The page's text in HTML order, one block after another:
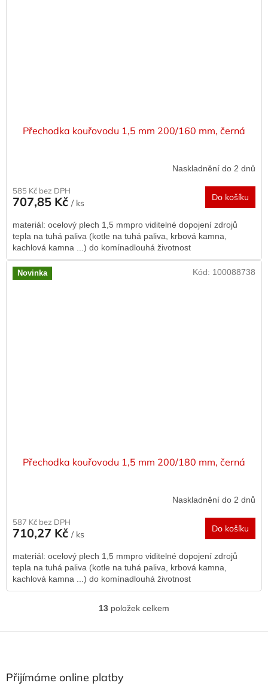
Přechodka kouřovodu 1,5 mm 200/160 mm, černá
Naskladnění do 2 dnů
585 Kč bez DPH
707,85 Kč / ks
Do košíku
materiál: ocelový plech 1,5 mmpro viditelné dopojení zdrojů
tepla na tuhá paliva (kotle na tuhá paliva, krbová kamna,
kachlová kamna ...) do komínadlouhá životnost
Novinka
Přechodka kouřovodu 1,5 mm 200/180 mm, černá
Naskladnění do 2 dnů
587 Kč bez DPH
710,27 Kč / ks
Do košíku
materiál: ocelový plech 1,5 mmpro viditelné dopojení zdrojů
tepla na tuhá paliva (kotle na tuhá paliva, krbová kamna,
kachlová kamna ...) do komínadlouhá životnost
Kód: 100088738
O
l
13 položek celkem
Přijímáme online platby